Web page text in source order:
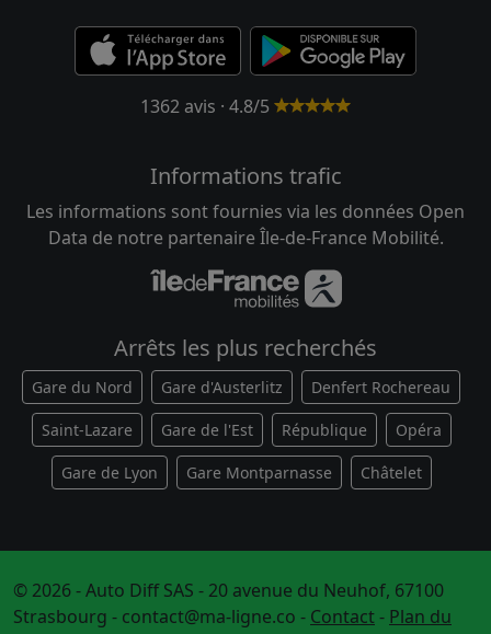
1362 avis · 4.8/5
Informations trafic
Les informations sont fournies via les données Open
Data de notre partenaire Île-de-France Mobilité.
Arrêts les plus recherchés
Gare du Nord Gare d'Austerlitz Denfert Rochereau
Saint-Lazare Gare de l'Est République Opéra
Gare de Lyon Gare Montparnasse Châtelet
© 2026 - Auto Diff SAS - 20 avenue du Neuhof, 67100
Strasbourg - contact@ma-ligne.co - Contact- Plan du